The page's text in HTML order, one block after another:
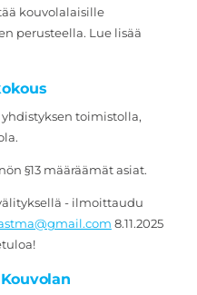
kouvolalaisille
perusteella. Lue lisää
yhdistyksen toimistolla,
§13 määräämät asiat.
- ilmoittaudu
8.11.2025